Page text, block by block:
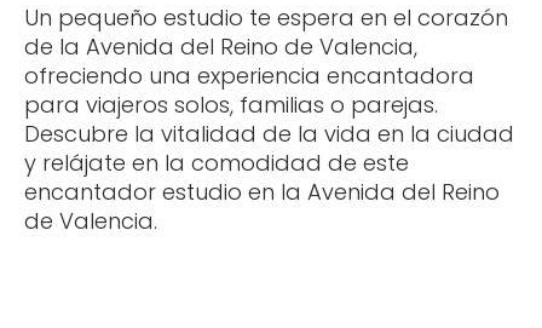
Un pequeño estudio te espera en el corazón
de la Avenida del Reino de Valencia,
ofreciendo una experiencia encantadora
para viajeros solos, familias o parejas.
Descubre la vitalidad de la vida en la ciudad
y relájate en la comodidad de este
encantador estudio en la Avenida del Reino
de Valencia.